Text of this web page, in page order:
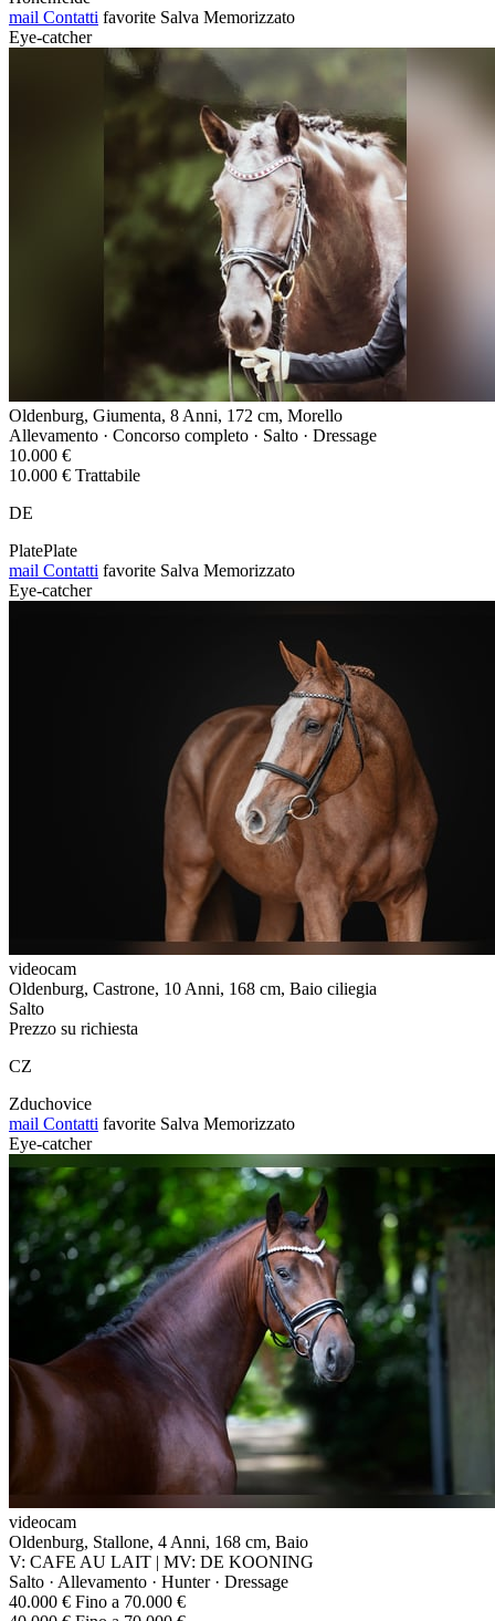
mail Contatti favorite Salva Memorizzato
Eye-catcher
Oldenburg, Giumenta, 8 Anni, 172 cm, Morello
Allevamento · Concorso completo · Salto · Dressage
10.000 €
10.000 € Trattabile
DE
PlatePlate
mail Contatti favorite Salva Memorizzato
Eye-catcher
videocam
Oldenburg, Castrone, 10 Anni, 168 cm, Baio ciliegia
Salto
Prezzo su richiesta
CZ
Zduchovice
mail Contatti favorite Salva Memorizzato
Eye-catcher
videocam
Oldenburg, Stallone, 4 Anni, 168 cm, Baio
V: CAFE AU LAIT | MV: DE KOONING
Salto · Allevamento · Hunter · Dressage
40.000 € Fino a 70.000 €